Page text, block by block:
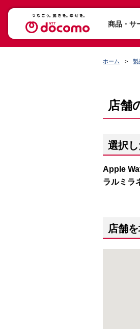
商品・サ
ホーム 製
店舗
選択
Apple
ラルミラ
店舗